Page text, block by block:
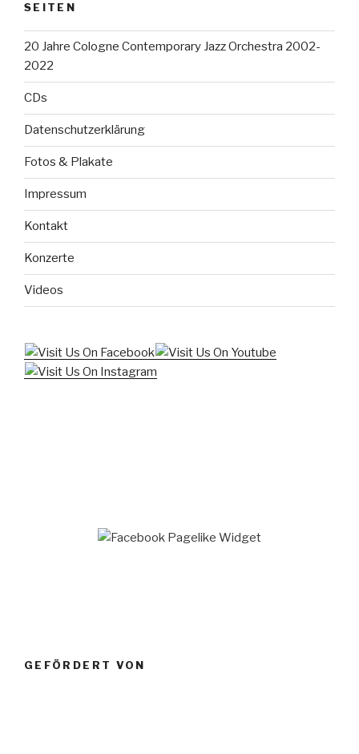
SEITEN
20 Jahre Cologne Contemporary Jazz Orchestra 2002-
2022
CDs
Datenschutzerklärung
Fotos & Plakate
Impressum
Kontakt
Konzerte
Videos
GEFÖRDERT VON